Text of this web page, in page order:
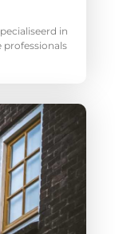
in
professionals